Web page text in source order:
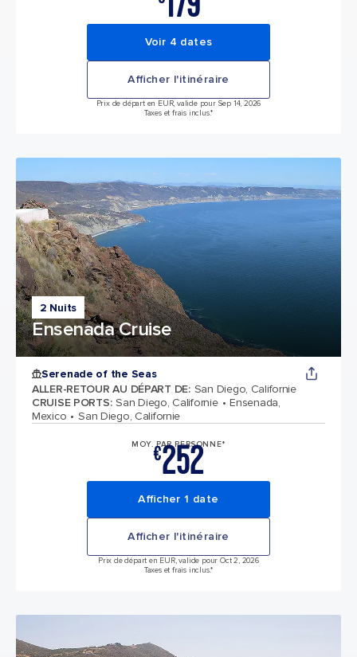
Voir 4 dates
Afficher l'itinéraire
Prix de départ en EUR, valide pour Sep 14, 2026
Taxes et frais inclus.*
2 Nuits
Ensenada Cruise
Serenade of the Seas
ALLER-RETOUR AU DÉPART DE: San Diego, Californie
CRUISE PORTS: San Diego, Californie
Ensenada,
Mexico
San Diego, Californie
MOY. PAR PERSONNE*
€252
Afficher 1 date
Afficher l'itinéraire
Prix de départ en EUR, valide pour Oct 2, 2026
Taxes et frais inclus.*